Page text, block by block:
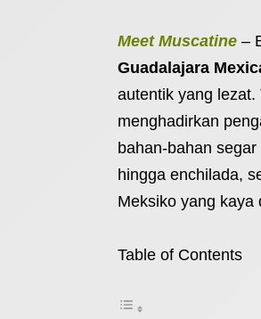
Meet Muscatine –
Guadalajara
autentik yang
menghadirkan
bahan-bahan
hingga enchilada,
Meksiko yang kaya
Table of Contents